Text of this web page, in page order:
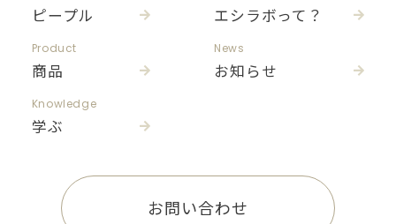
お問い合わせ
ピープル
商品
Product
学ぶ
Knowledge
エシラボって？
お知らせ
News